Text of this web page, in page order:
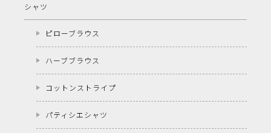
シャツ
ピローブラウス
ハーブブラウス
コットンストライプ
パティシエシャツ